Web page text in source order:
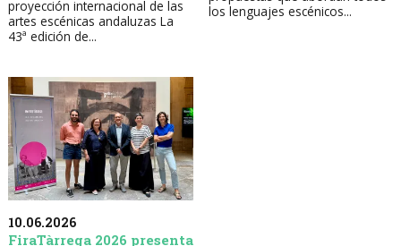
proyección internacional de las
artes escénicas andaluzas La
43ª edición de...
los lenguajes escénicos...
10.06.2026
FiraTàrrega 2026 presenta